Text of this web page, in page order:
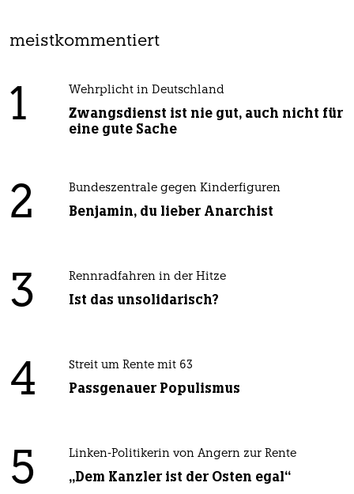
meistkommentiert
1 Wehrplicht in Deutschland
Zwangsdienst ist nie gut, auch nicht für
eine gute Sache
2 Bundeszentrale gegen Kinderfiguren
Benjamin, du lieber Anarchist
3 Rennradfahren in der Hitze
Ist das unsolidarisch?
4 Streit um Rente mit 63
Passgenauer Populismus
5 Linken-Politikerin von Angern zur Rente
„Dem Kanzler ist der Osten egal“